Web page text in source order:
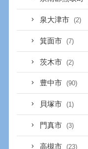
泉大津市 (2)
箕面市 (7)
茨木市 (2)
豊中市 (90)
貝塚市 (1)
門真市 (3)
高槻市 (23)